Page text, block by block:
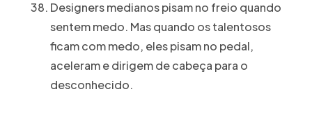
Designers medianos pisam no freio quando
sentem medo. Mas quando os talentosos
ficam com medo, eles pisam no pedal,
aceleram e dirigem de cabeça para o
desconhecido.